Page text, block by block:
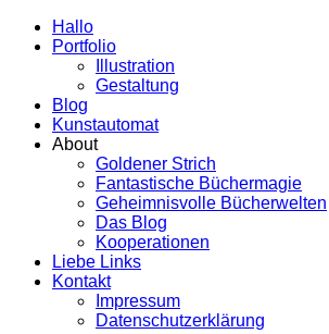
Hallo
Portfolio
Illustration
Gestaltung
Blog
Kunstautomat
About
Goldener Strich
Fantastische Büchermagie
Geheimnisvolle Bücherwelten
Das Blog
Kooperationen
Liebe Links
Kontakt
Impressum
Datenschutzerklärung